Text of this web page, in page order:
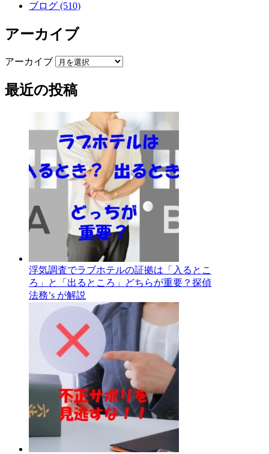
ブログ (510)
アーカイブ
アーカイブ
最近の投稿
浮気調査でラブホテルの証拠は「入るとこ
ろ」と「出るところ」どちらが重要？探偵
法務’s が解説